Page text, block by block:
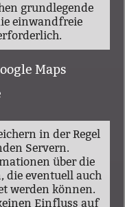
grundlegende
einwandfreie
Maps
in der Regel
Servern.
über die
die eventuell auch
werden können.
Einfluss auf